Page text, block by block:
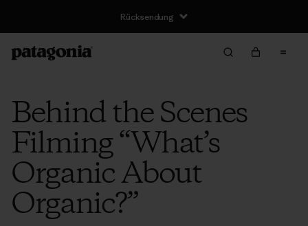
Rücksendung
Behind the Scenes
Filming “What’s
Organic About
Organic?”